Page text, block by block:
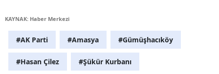
KAYNAK: Haber Merkezi
#AK Parti #Amasya #Gümüşhacıköy
#Hasan Çilez #Şükür Kurbanı